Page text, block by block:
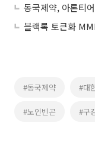
블랙록 토큰화
#동국제약 #대
#노인빈곤 #구